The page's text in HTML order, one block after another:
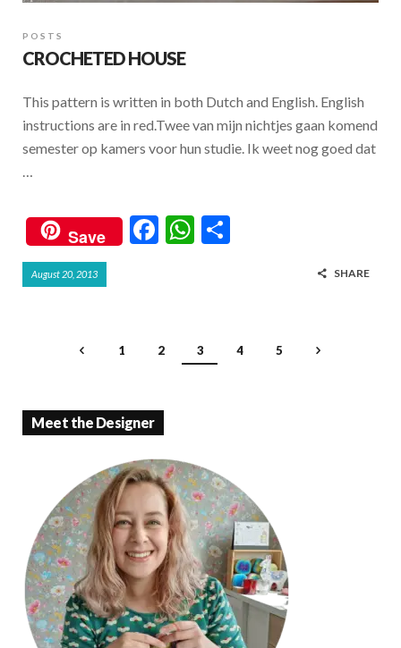
POSTS
CROCHETED HOUSE
This pattern is written in both Dutch and English. English
instructions are in red.Twee van mijn nichtjes gaan komend
semester op kamers voor hun studie. Ik weet nog goed dat
…
Save
F
o
k
W
A
p
August 20, 2013 SHARE
1 2 3 4 5
Meet the Designer